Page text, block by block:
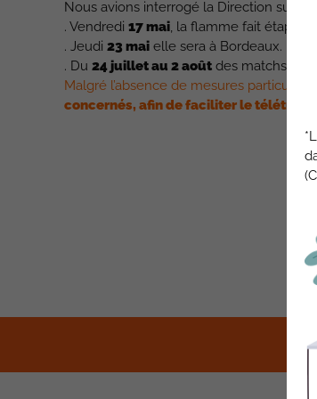
Nous avions interrogé la Direction sur
. Vendredi 17 mai, la flamme fait étape à
. Jeudi 23 mai elle sera à Bordeaux.
. Du 24 juillet au 2 août des matchs se
Malgré l’absence de mesures
concernés, afin de faciliter le